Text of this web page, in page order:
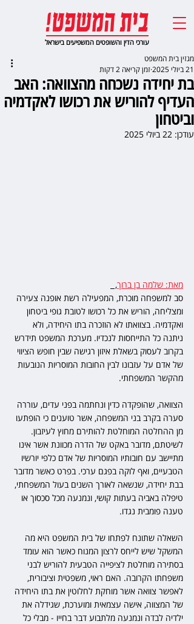
עורכי הדין והשופטים המשפיעים בישראל
בת יחידה נשכחה מהצוואה: האב
העדיף להוריש את רכושו לאקדמיה
וביטחון
מגזין בית המשפט
21 ביולי 2025
זמן קריאה 2 דקות
עודכן: 22 ביולי 2025
מאת: שלמה בן ברוך,
סב למשפחה מוכרת, המפעילה רשת אופנה צעירה
ומצליחה, הוריש את כל רכושו לטובת גופי ביטחון
ואקדמיה. בצוואתו לא הוזכרה בתו היחידה, ולא
ניתנה כל התייחסות לנכדיו. מערכת המשפט תידרש
בקרוב לעסוק בשאלת איזון רגישה שבין חופש הציווי
של אדם על עזבונו לבין החובות המוסריות הנובעות
מהקשר המשפחתי.
הצוואה, שהופקדה כדין ונחתמה בפני עדים, עוררה
סערה בקרב בני המשפחה, אשר טוענים כי הופתעו
מן ההחלטה המוחלטת להותירם מחוץ לעיזבון.
לשיטתם, מדובר באקט של הדרה מכוונת אשר אינו
מתיישב עם חובותיו המוסריות של אדם כלפי יורשיו
הטבעיים, ואף לוקה בפגם ערכי. בפרט כאשר מדובר
בבת יחידה, שנשאה לאורך השנים בעול המשפחתי,
טיפלה באביה בעתות קושי, ונמנעה מכל סכסוך או
טענה פומבית נגדו.
השאלה שתונח לפתחו של בית המשפט היא מה
המשקל שיש לייחס לרצון המנוח כאשר הוא עומד
בסתירה מוחלטת לציפייה הטבעית להוריש לבני
משפחתו הקרובה. האם ראוי, משפטית וציבורית,
לאפשר צוואה אשר מוחקת לחלוטין את בתו היחידה
של המצווה, אישה עצמאית ומוערכת, שגידלה את
ילדיה לבדה ונמנעה מלתבוע דבר בחייו - מבלי כל